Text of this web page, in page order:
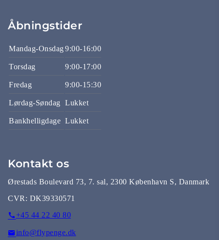
Åbningstider
Mandag-Onsdag9:00-16:00
Torsdag 9:00-17:00
Fredag 9:00-15:30
Lørdag-Søndag Lukket
Bankhelligdage Lukket
Kontakt os
Ørestads Boulevard 73, 7. sal, 2300 København S, Danmark
CVR: DK39330571
+45 44 22 40 80
info@flypenge.dk